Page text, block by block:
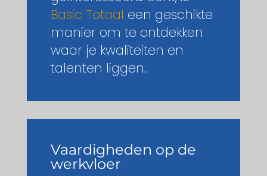
Basic Totaal een geschikte
manier om te ontdekken
waar je kwaliteiten en
talenten liggen.
Vaardigheden op de
werkvloer